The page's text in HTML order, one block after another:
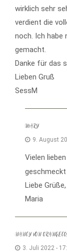
wirklich sehr
verdient die
noch. Ich habe
gemacht.
Danke für das
Lieben Gruß
SessM
MARY
9. August
Vielen
geschmeckt
Liebe Grüße,
Maria
NANCY VON
3. Juli 2022 -